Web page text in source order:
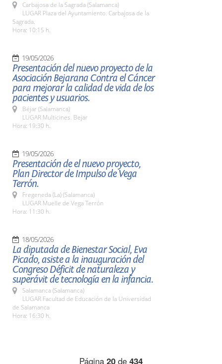
Carbajosa de la Sagrada (Salamanca)
LUGAR Plaza del Ayuntamiento. Carbajosa de la
Sagrada.
Hora: 10:15 h.
19/05/2026
Presentación del nuevo proyecto de la
Asociación Bejarana Contra el Cáncer
para mejorar la calidad de vida de los
pacientes y usuarios.
Béjar (Salamanca)
LUGAR Multicines. Bejar
Hora: 19:30 h.
19/05/2026
Presentación de el nuevo proyecto,
Plan Director de Impulso de Vega
Terrón.
Fregeneda (La) (Salamanca)
LUGAR Muelle de Vega Terrón
Hora: 11:30 h.
18/05/2026
La diputada de Bienestar Social, Eva
Picado, asiste a la inauguración del
Congreso Déficit de naturaleza y
superávit de tecnología en la infancia.
Salamanca (Salamanca)
LUGAR Facultad de Educación de la Universidad
de Salamanca
Hora: 16:30 h.
Página 20 de 434